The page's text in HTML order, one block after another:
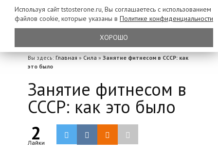
Вы здесь: Главная » Сила » Занятие фитнесом в СССР: как
это было
Занятие фитнесом в
СССР: как это было
2
Лайки
Используя сайт tstosterone.ru, Вы соглашаетесь с использованием
файлов cookie, которые указаны в Политике конфиденциальности
ХОРОШО